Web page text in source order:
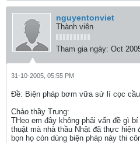
nguyentonviet
Thành viên
Tham gia ngày: Oct
31-10-2005, 05:55 PM
Ðề: Biện pháp bơm vữa sử lí cọc
Chào thầy Trung:
THeo em đây không phải vấn đề gì
thuật mà nhà thầu Nhật đã thực
bọn họ còn dùng biện pháp này thi